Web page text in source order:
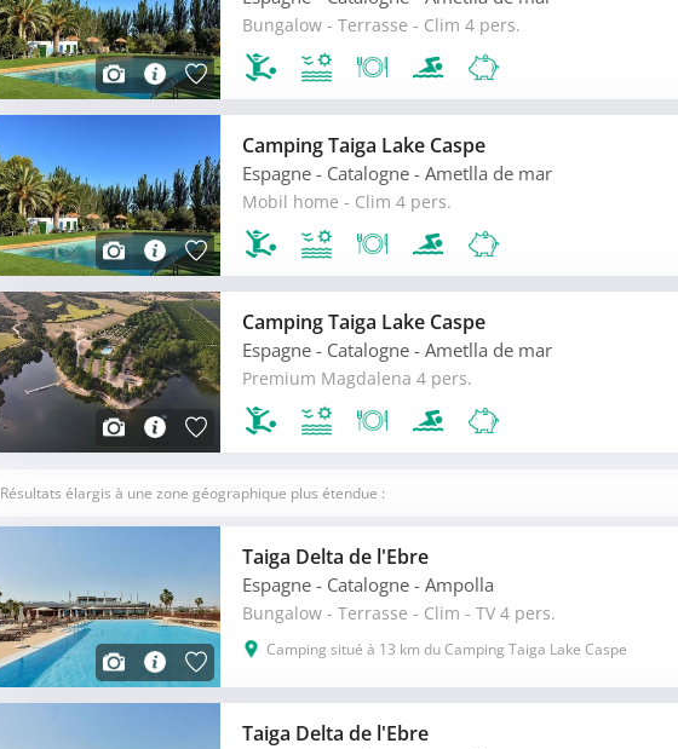
Bungalow - Terrasse - Clim 4 pers.
Camping Taiga Lake Caspe
Espagne - Catalogne - Ametlla de mar
Mobil home - Clim 4 pers.
Camping Taiga Lake Caspe
Espagne - Catalogne - Ametlla de mar
Premium Magdalena 4 pers.
Résultats élargis à une zone géographique plus étendue :
Taiga Delta de l'Ebre
Espagne - Catalogne - Ampolla
Bungalow - Terrasse - Clim - TV 4 pers.
Camping situé à 13 km du Camping Taiga Lake Caspe
Taiga Delta de l'Ebre